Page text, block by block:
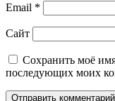
Email *
Сайт
Сохранить моё
последующих моих